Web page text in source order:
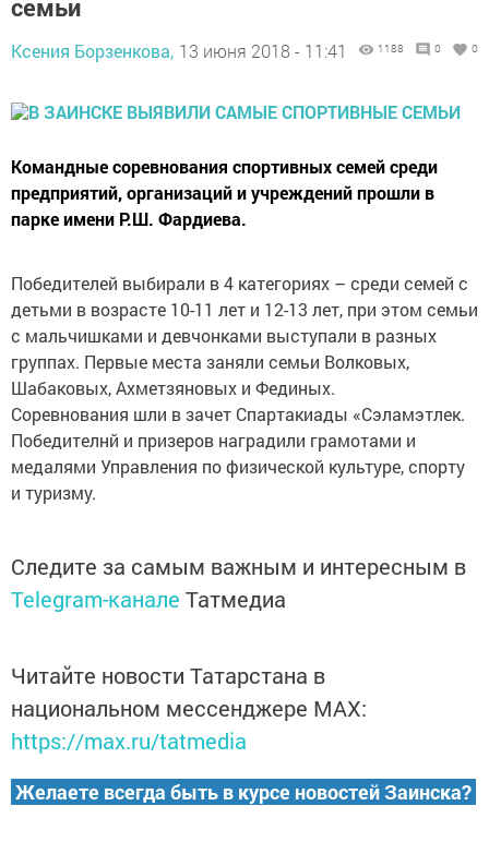
семьи
Ксения Борзенкова, 13 июня 2018 - 11:41 1188 0 0
Командные соревнования спортивных семей среди
предприятий, организаций и учреждений прошли в
парке имени Р.Ш. Фардиева.
Победителей выбирали в 4 категориях – среди семей с
детьми в возрасте 10-11 лет и 12-13 лет, при этом семьи
с мальчишками и девчонками выступали в разных
группах. Первые места заняли семьи Волковых,
Шабаковых, Ахметзяновых и Фединых.
Соревнования шли в зачет Спартакиады «Сэламэтлек.
Победителнй и призеров наградили грамотами и
медалями Управления по физической культуре, спорту
и туризму.
Следите за самым важным и интересным в
Telegram-канале Татмедиа
Читайте новости Татарстана в
национальном мессенджере MАХ:
https://max.ru/tatmedia
Желаете всегда быть в курсе новостей Заинска?